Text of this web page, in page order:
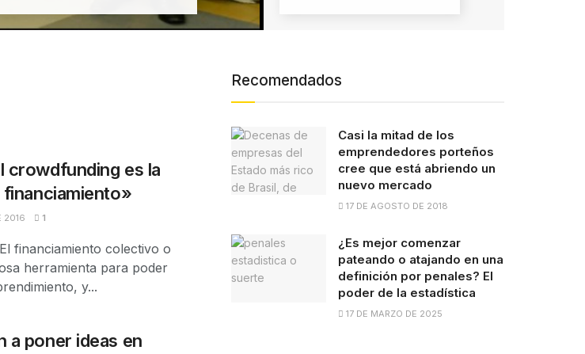
crowdfunding es la
2016 1
financiamiento colectivo o
herramienta para poder
y...
a poner ideas en
Recomendados
Casi la mitad de los
emprendedores porteños
cree que está abriendo un
nuevo mercado
17 DE AGOSTO DE 2018
¿Es mejor comenzar
pateando o atajando en una
definición por penales? El
poder de la estadística
17 DE MARZO DE 2025